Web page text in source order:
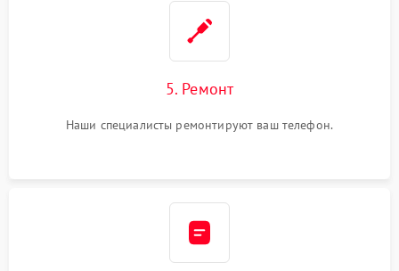
5. Ремонт
Наши специалисты ремонтируют ваш телефон.